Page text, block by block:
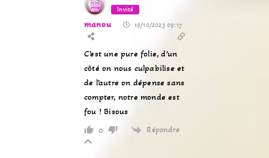
Invité
manou 19/10/2023 09:17
C’est une pure folie, d’un
côté on nous culpabilise et
de l’autre on dépense sans
compter, notre monde est
fou ! Bisous
0 Répondre